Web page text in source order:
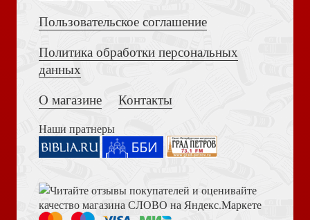
И Иисус исцелил их всех
Город на коленях
Толкование на Апокалипсис (Тихоний Африканский)
е изд., перераб., и доп., синий бумвинил)
Пользовательское соглашение
Политика обработки персональных
данных
О магазине
Контакты
Наши пратнеры